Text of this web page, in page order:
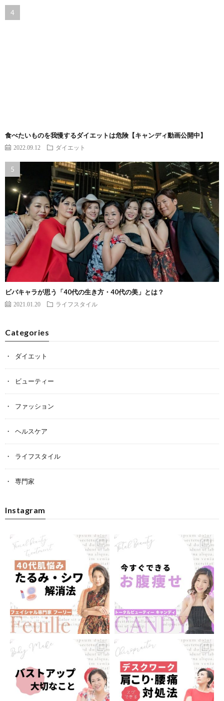
食べたいものを我慢するダイエットは危険【キャンディ動画公開中】
2022.09.12 ダイエット
ビバキャラが思う「40代の生き方・40代の美」とは？
2021.01.20 ライフスタイル
Categories
ダイエット
ビューティー
ファッション
ヘルスケア
ライフスタイル
専門家
Instagram